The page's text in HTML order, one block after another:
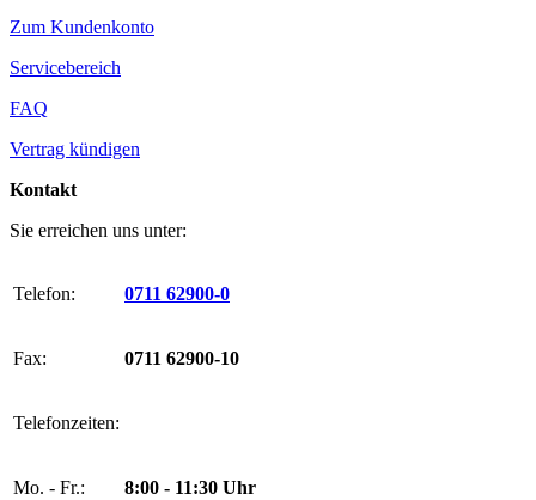
Zum Kundenkonto
Servicebereich
FAQ
Vertrag kündigen
Kontakt
Sie erreichen uns unter:
Telefon: 0711 62900-0
Fax: 0711 62900-10
Telefonzeiten:
Mo. - Fr.: 8:00 - 11:30 Uhr